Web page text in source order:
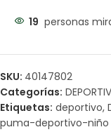
19 personas
SKU: 40147802
Categorías:
Etiquetas: deportivo,
puma-deportivo-niño